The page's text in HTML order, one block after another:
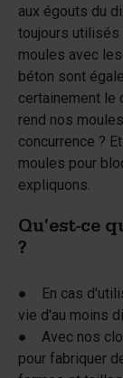
aux égouts du
toujours utilisés
moules avec
béton sont
certainement le
rend nos
concurrence ?
moules pour
expliquons.
Qu'est-ce
?
● En cas
vie d'au moins
● Avec nos
pour fabriquer